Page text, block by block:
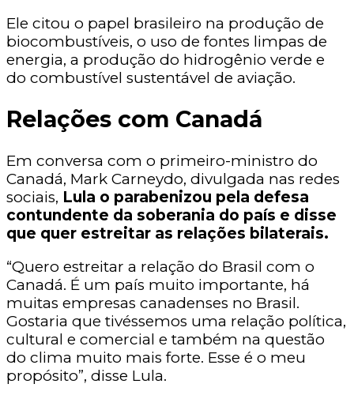
Ele citou o papel brasileiro na produção de
biocombustíveis, o uso de fontes limpas de
energia, a produção do hidrogênio verde e
do combustível sustentável de aviação.
Relações com Canadá
Em conversa com o primeiro-ministro do
Canadá, Mark Carneydo, divulgada nas redes
sociais, Lula o parabenizou pela defesa
contundente da soberania do país e disse
que quer estreitar as relações bilaterais.
“Quero estreitar a relação do Brasil com o
Canadá. É um país muito importante, há
muitas empresas canadenses no Brasil.
Gostaria que tivéssemos uma relação política,
cultural e comercial e também na questão
do clima muito mais forte. Esse é o meu
propósito”, disse Lula.